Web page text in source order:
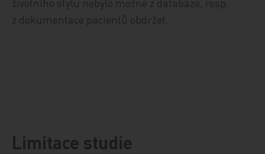
z dokumentace pacientů obdržet.
Limitace studie